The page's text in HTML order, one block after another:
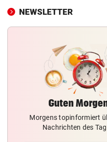
NEWSLETTER
Guten
Morgens topinformiert
Nachrichten des